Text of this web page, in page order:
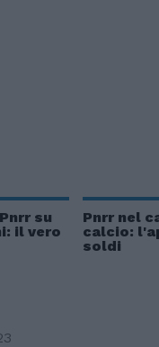
su
il vero
Pnrr nel
calcio:
soldi